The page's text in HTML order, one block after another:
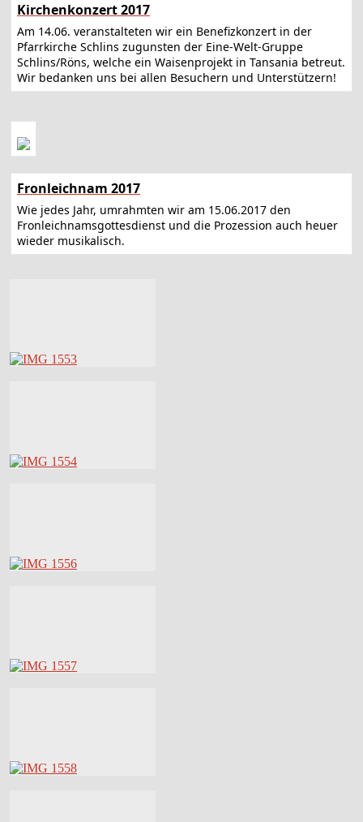
Kirchenkonzert 2017
Am 14.06. veranstalteten wir ein Benefizkonzert in der
Pfarrkirche Schlins zugunsten der Eine-Welt-Gruppe
Schlins/Röns, welche ein Waisenprojekt in Tansania betreut.
Wir bedanken uns bei allen Besuchern und Unterstützern!
Fronleichnam 2017
Wie jedes Jahr, umrahmten wir am 15.06.2017 den
Fronleichnamsgottesdienst und die Prozession auch heuer
wieder musikalisch.